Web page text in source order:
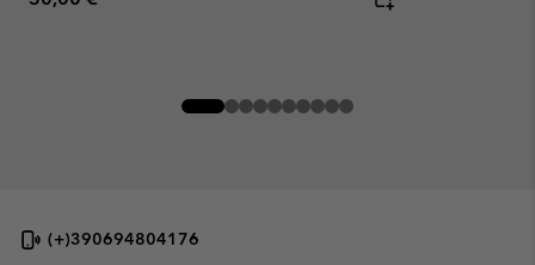
(+)390694804176